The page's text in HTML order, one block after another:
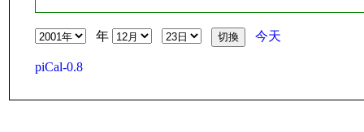
年 今天
piCal-0.8